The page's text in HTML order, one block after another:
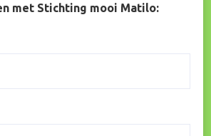
met Stichting mooi Matilo: